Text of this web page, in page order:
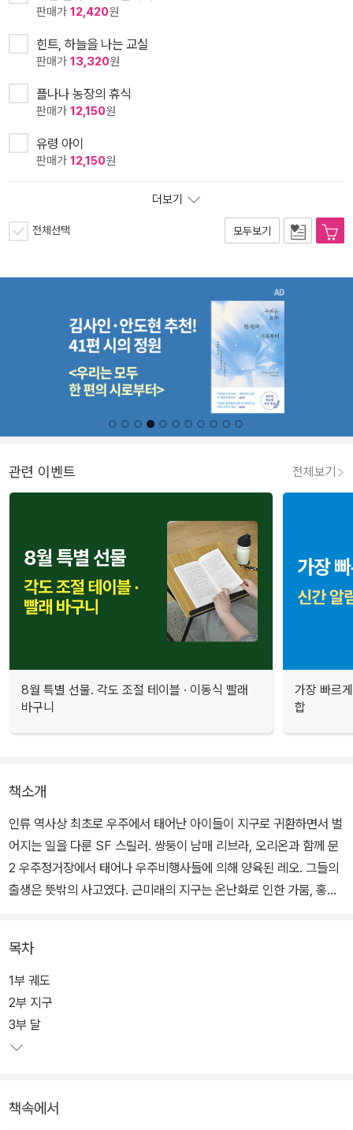
판매가 12,420원
힌트, 하늘을 나는 교실
판매가 13,320원
플나나 농장의 휴식
판매가 12,150원
유령 아이
판매가 12,150원
더보기
전체선택 모두보기
관련 이벤트 전체보기
8월 특별 선물. 각도 조절 테이블 · 이동식 빨래
바구니
가장 빠르
합
책소개
인류 역사상 최초로 우주에서 태어난 아이들이 지구로 귀환하면서 벌
어지는 일을 다룬 SF 스릴러. 쌍둥이 남매 리브라, 오리온과 함께 문
2 우주정거장에서 태어나 우주비행사들에 의해 양육된 레오. 그들의
출생은 뜻밖의 사고였다. 근미래의 지구는 온난화로 인한 가뭄, 홍수,
주 계획의 1단계로 사람이 무중력 상태에서 얼마나 오래 살 수 있는지
를 보는 실험을 문2 우주정거장에서 진행한다.
그런데 이 실험은 예상치 못한 결과를 낳는다. 다국적의 젊은 남녀들
이 2년 동안 좁은 공간에서 함께 복작대다 보니, 그중 여성 한 명이 덜
목차
1부 궤도
2부 지구
3부 달
책속에서